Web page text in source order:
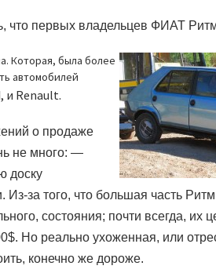
что первых владельцев ФИАТ
Которая, была более
автомобилей
, и Renault.
о продаже
не много:—
доску
Из-за того, что большая часть
состояния; почти всегда, их
$. Но реально ухоженная, или
конечно же дороже.